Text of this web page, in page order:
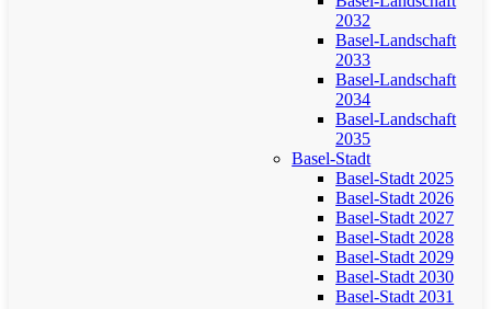
2032
Basel-Landschaft
2033
Basel-Landschaft
2034
Basel-Landschaft
2035
Basel-Stadt
Basel-Stadt 2025
Basel-Stadt 2026
Basel-Stadt 2027
Basel-Stadt 2028
Basel-Stadt 2029
Basel-Stadt 2030
Basel-Stadt 2031